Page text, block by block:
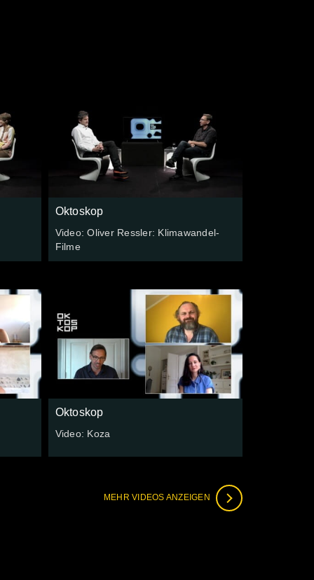
Oktoskop
Video: Oliver Ressler: Klimawandel-
Filme
Oktoskop
Video: Koza
MEHR VIDEOS ANZEIGEN